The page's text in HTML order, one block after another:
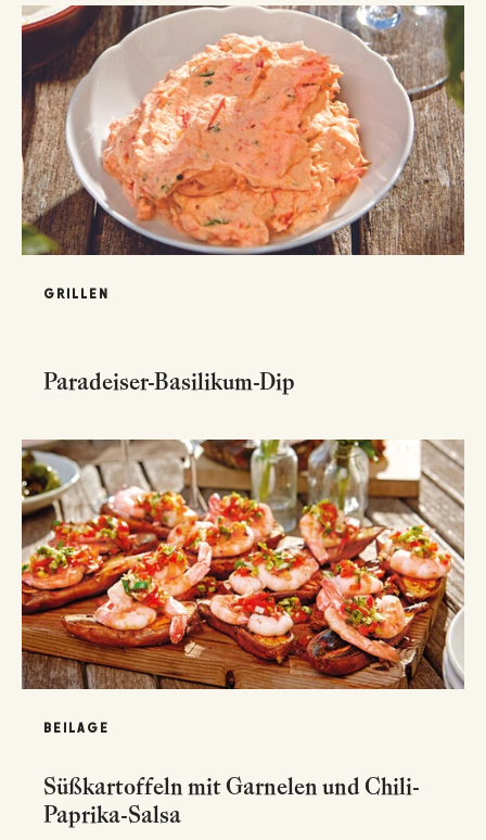
GRILLEN
Paradeiser-Basilikum-Dip
BEILAGE
Süßkartoffeln mit Garnelen und Chili-
Paprika-Salsa